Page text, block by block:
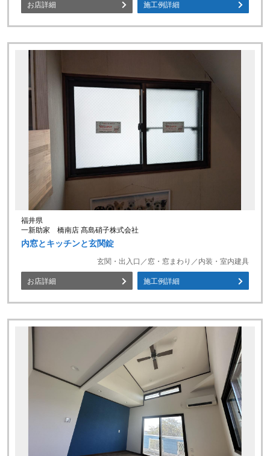
お店詳細 施工例詳細
福井県
一新助家 橋南店 髙島硝子株式会社
内窓とキッチンと玄関錠
玄関・出入口／窓・窓まわり／内装・室内建具
お店詳細 施工例詳細